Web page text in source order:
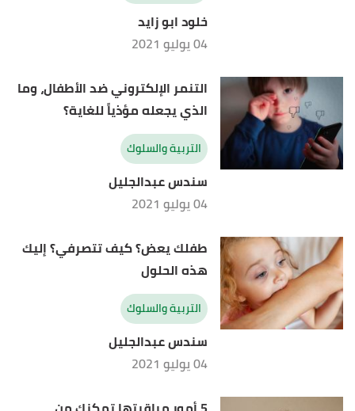
خلود ابو زايد
04 يوليو 2021
التنمر الإلكتروني ضد الأطفال، وما
الذي يجعله مؤذياً للغاية؟
التربية والسلوك
سندس عبدالجليل
04 يوليو 2021
طفلك يعض؟ كيف تتصرفي؟ إليك
هذه الحلول
التربية والسلوك
سندس عبدالجليل
04 يوليو 2021